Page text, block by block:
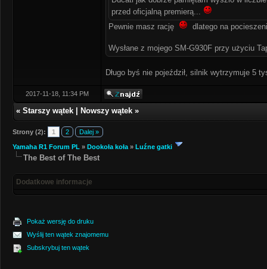
przed oficjalną premierą...
Pewnie masz rację
dlatego na
Wysłane z mojego SM-G930F przy użyciu
Długo byś nie pojeździł, silnik wytrzymuje 5
2017-11-18, 11:34 PM
« Starszy wątek Nowszy wątek »
Strony (2): 1 2 Dalej »
Yamaha R1 Forum PL » Dookoła koła » Luźne gatki
The Best of The Best
Dodatkowe informacje
Pokaż wersję do druku
Wyślij ten wątek znajomemu
Subskrybuj ten wątek